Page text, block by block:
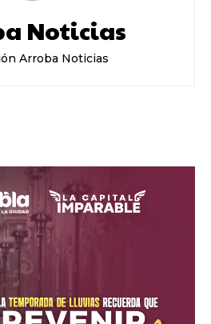
Noticias
Arroba Noticias